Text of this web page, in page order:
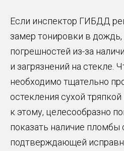
Если инспектор ГИБДД
замер тонировки в
погрешностей из-за
и загрязнений на стекле.
необходимо тщательно
остекления сухой
к этому, целесообразно
показать наличие пломбы
подтверждающей